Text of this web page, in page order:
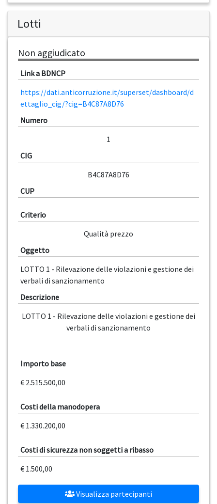
Lotti
Non aggiudicato
Link a BDNCP
https://dati.anticorruzione.it/superset/dashboard/d
ettaglio_cig/?cig=B4C87A8D76
Numero
1
CIG
B4C87A8D76
CUP
Criterio
Qualità prezzo
Oggetto
LOTTO 1 - Rilevazione delle violazioni e gestione dei
verbali di sanzionamento
Descrizione
LOTTO 1 - Rilevazione delle violazioni e gestione dei
verbali di sanzionamento
Importo base
€ 2.515.500,00
Costi della manodopera
€ 1.330.200,00
Costi di sicurezza non soggetti a ribasso
€ 1.500,00
Visualizza partecipanti